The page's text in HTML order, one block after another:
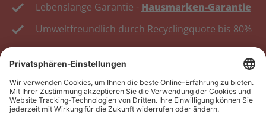
Lebenslange Garantie - Hausmarken-Garantie
Umweltfreundlich durch Recyclingquote bis 80%
Kosten senken, Ressourcen schonen.